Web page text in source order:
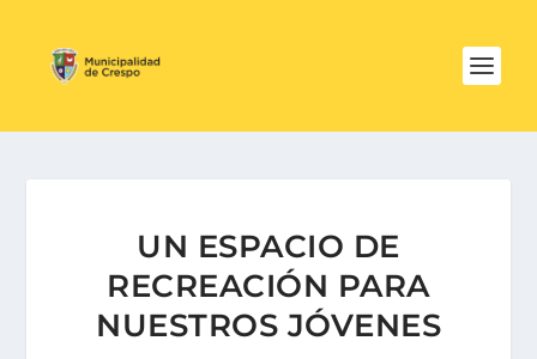
UN ESPACIO DE
RECREACIÓN PARA
NUESTROS JÓVENES